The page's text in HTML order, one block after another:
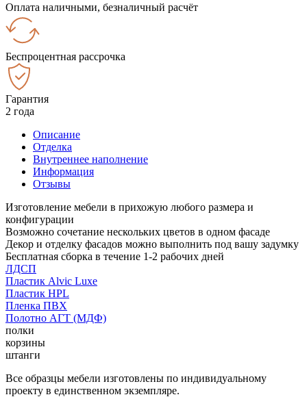
Оплата наличными, безналичный расчёт
Беспроцентная рассрочка
Гарантия
2 года
Описание
Отделка
Внутреннее наполнение
Информация
Отзывы
Изготовление мебели в прихожую любого размера и
конфигурации
Возможно сочетание нескольких цветов в одном фасаде
Декор и отделку фасадов можно выполнить под вашу задумку
Бесплатная сборка в течение 1-2 рабочих дней
ЛДСП
Пластик Alvic Luxe
Пластик HPL
Пленка ПВХ
Полотно АГТ (МДФ)
полки
корзины
штанги
Все образцы мебели изготовлены по индивидуальному
проекту в единственном экземпляре.